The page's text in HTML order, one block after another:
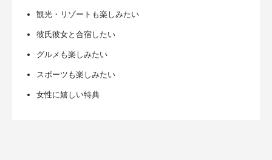
観光・リゾートも楽しみたい
彼氏彼女と合宿したい
グルメも楽しみたい
スポーツも楽しみたい
女性に嬉しい特典